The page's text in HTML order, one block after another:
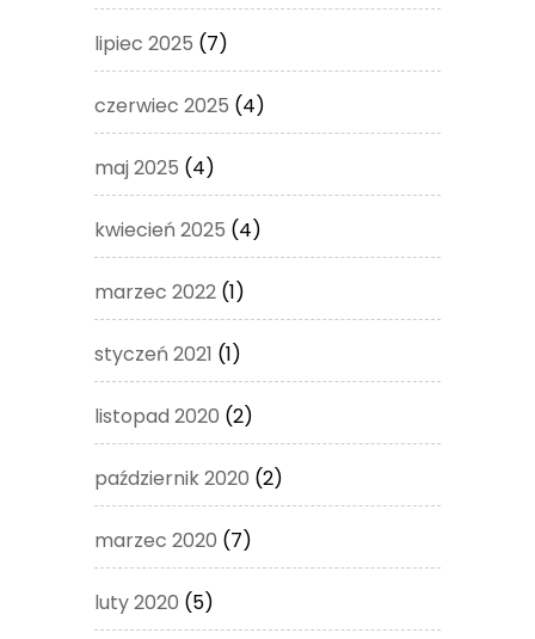
lipiec 2025 (7)
czerwiec 2025 (4)
maj 2025 (4)
kwiecień 2025 (4)
marzec 2022 (1)
styczeń 2021 (1)
listopad 2020 (2)
październik 2020 (2)
marzec 2020 (7)
luty 2020 (5)